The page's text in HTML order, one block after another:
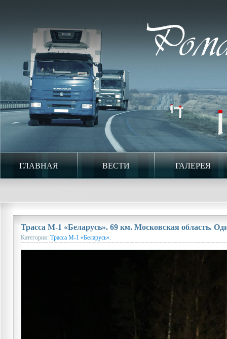
ГЛАВНАЯ ВЕСТИ ГАЛЕРЕЯ
Трасса М-1 «Беларусь». 69 км. Московская область.
Категория: Трасса М-1 «Беларусь».